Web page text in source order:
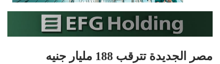
مصر الجديدة تترقب 188 مليار جنيه